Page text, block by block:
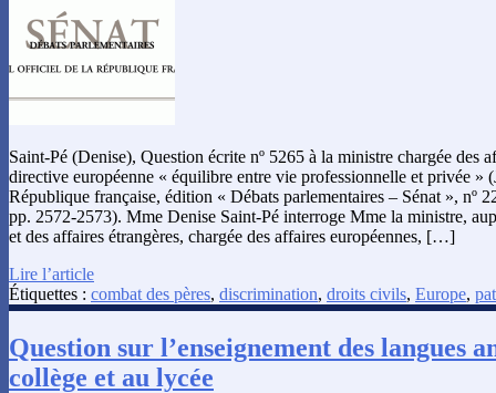
Saint-Pé (Denise), Question écrite nº 5265 à la ministre chargée des
directive européenne « équilibre entre vie professionnelle et privée »
République française, édition « Débats parlementaires – Sénat », nº
pp. 2572-2573). Mme Denise Saint-Pé interroge Mme la ministre,
et des affaires étrangères, chargée des affaires européennes, […]
Lire l’article
Étiquettes : combat des pères, discrimination, droits civils, Europe,
Question sur l’enseignement des langues
collège et au lycée